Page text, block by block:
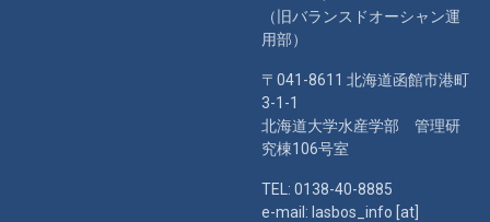
（旧バランスドオーシャン運
用部）
〒041-8611 北海道函館市港町
3-1-1
北海道大学水産学部 管理研
究棟106号室
TEL: 0138-40-8885
e-mail: lasbos_info [at]